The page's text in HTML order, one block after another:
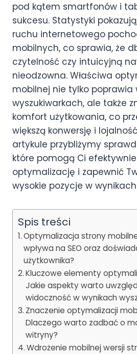
pod kątem smartfonów i
sukcesu. Statystyki
ruchu internetowego
mobilnych, co sprawia, że
czytelność czy intuicyjną
nieodzowna. Właściwa
mobilnej nie tylko poprawia
wyszukiwarkach, ale także
komfort użytkowania, co
większą konwersję i
artykule przybliżymy
które pomogą Ci
optymalizację i zapewnić
wysokie pozycje w
Spis treści
Optymalizacja strony
wpływa na SEO oraz
użytkownika?
Kluczowe elementy
Jakie aspekty warto
widoczność w wynikach
Znaczenie optymalizacji
Dlaczego warto zadbać o
witryny?
Wdrożenie mobilnej wersji